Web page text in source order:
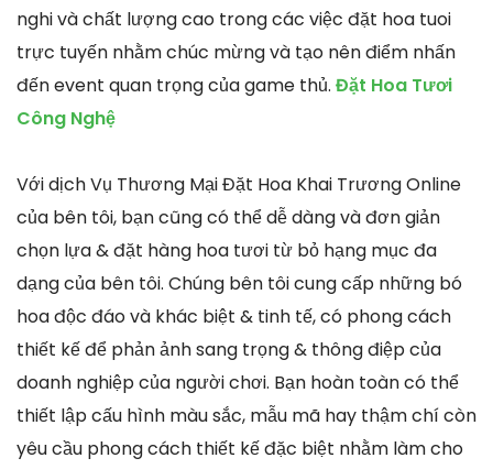
nghi và chất lượng cao trong các việc đặt hoa tuoi
trực tuyến nhằm chúc mừng và tạo nên điểm nhấn
đến event quan trọng của game thủ. Đặt Hoa Tươi
Công Nghệ
Với dịch Vụ Thương Mại Đặt Hoa Khai Trương Online
của bên tôi, bạn cũng có thể dễ dàng và đơn giản
chọn lựa & đặt hàng hoa tươi từ bỏ hạng mục đa
dạng của bên tôi. Chúng bên tôi cung cấp những bó
hoa độc đáo và khác biệt & tinh tế, có phong cách
thiết kế để phản ảnh sang trọng & thông điệp của
doanh nghiệp của người chơi. Bạn hoàn toàn có thể
thiết lập cấu hình màu sắc, mẫu mã hay thậm chí còn
yêu cầu phong cách thiết kế đặc biệt nhằm làm cho